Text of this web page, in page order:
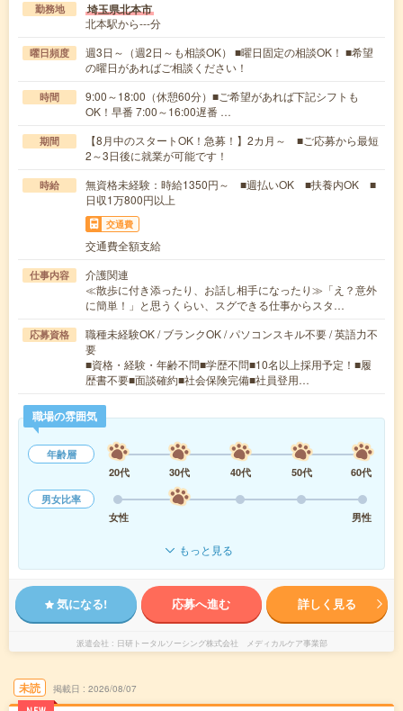
勤務地 埼玉県北本市
北本駅から---分
曜日頻度
週3日～（週2日～も相談OK） ■曜日固定の相談OK！ ■希望
の曜日があればご相談ください！
時間
9:00～18:00（休憩60分）■ご希望があれば下記シフトも
OK！早番 7:00～16:00遅番 …
期間
【8月中のスタートOK！急募！】2カ月～ ■ご応募から最短
2～3日後に就業が可能です！
時給
無資格未経験：時給1350円～ ■週払いOK ■扶養内OK ■
日収1万800円以上
交通費
交通費全額支給
仕事内容
介護関連
≪散歩に付き添ったり、お話し相手になったり≫「え？意外
に簡単！」と思うくらい、スグできる仕事からスタ…
応募資格
職種未経験OK / ブランクOK / パソコンスキル不要 / 英語力不
要
■資格・経験・年齢不問■学歴不問■10名以上採用予定！■履
歴書不要■面談確約■社会保険完備■社員登用…
職場の雰囲気
年齢層
20代
30代 40代 50代
60代
男女比率
女性
男性
もっと見る
気になる! 応募へ進む 詳しく見る
派遣会社 日研トータルソーシング株式会社 メディカルケア事業部
未読 掲載日 2026/08/07